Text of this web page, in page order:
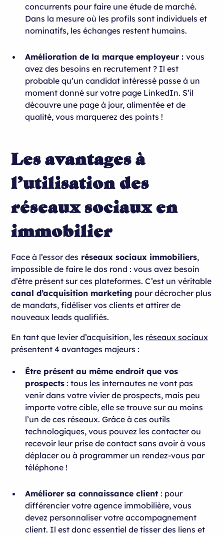
concurrents pour faire une étude de marché.
Dans la mesure où les profils sont individuels et
nominatifs, les échanges restent humains.
Amélioration de la marque employeur :vous
avez des besoins en recrutement ? Il est
probable qu’un candidat intéressé passe à un
moment donné sur votre page LinkedIn. S’il
découvre une page à jour, alimentée et de
qualité, vous marquerez des points !
Les avantages à
l’utilisation des
réseaux sociaux en
immobilier
Face à l’essor des réseaux sociaux immobiliers,
impossible de faire le dos rond : vous avez besoin
d’être présent sur ces plateformes. C’est un véritable
canal d’acquisition marketing pour décrocher plus
de mandats, fidéliser vos clients et attirer de
nouveaux leads qualifiés.
En tant que levier d’acquisition, les réseaux sociaux
présentent 4 avantages majeurs :
Être présent au même endroit que vos
prospects : tous les internautes ne vont pas
venir dans votre vivier de prospects, mais peu
importe votre cible, elle se trouve sur au moins
l’un de ces réseaux. Grâce à ces outils
technologiques, vous pouvez les contacter ou
recevoir leur prise de contact sans avoir à vous
déplacer ou à programmer un rendez-vous par
téléphone !
Améliorer sa connaissance client: pour
différencier votre agence immobilière, vous
devez personnaliser votre accompagnement
client. Il est donc essentiel de tisser des liens et